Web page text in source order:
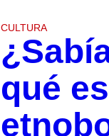
CULTURA
qué